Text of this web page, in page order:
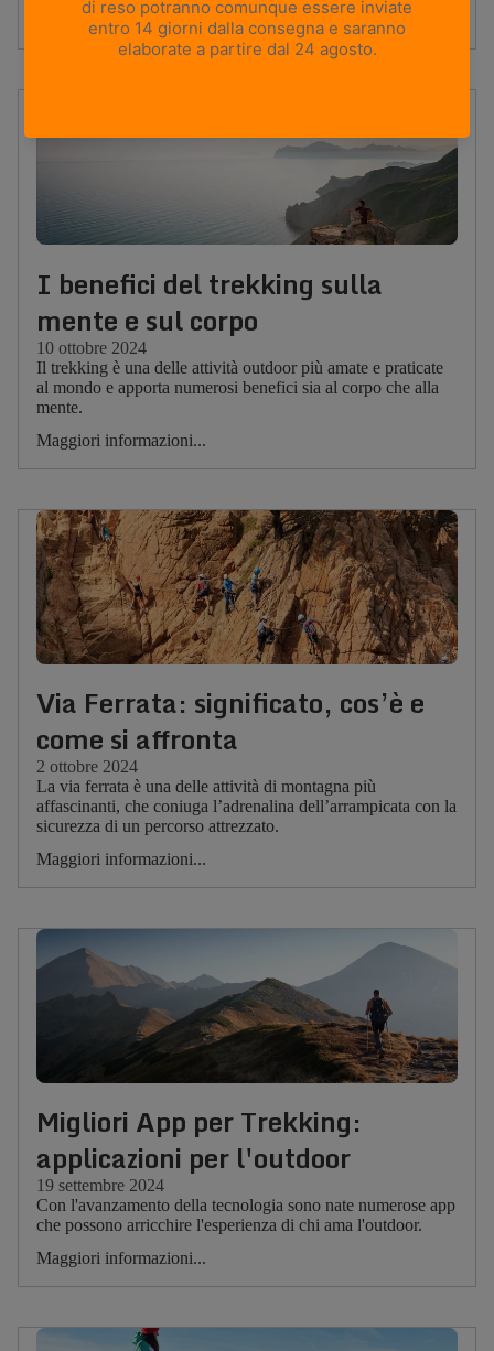
Maggiori informazioni...
I benefici del trekking sulla
mente e sul corpo
10 ottobre 2024
Il trekking è una delle attività outdoor più amate e praticate
al mondo e apporta numerosi benefici sia al corpo che alla
mente.
Maggiori informazioni...
Via Ferrata: significato, cos’è e
come si affronta
2 ottobre 2024
La via ferrata è una delle attività di montagna più
affascinanti, che coniuga l’adrenalina dell’arrampicata con la
sicurezza di un percorso attrezzato.
Maggiori informazioni...
Migliori App per Trekking:
applicazioni per l'outdoor
19 settembre 2024
Con l'avanzamento della tecnologia sono nate numerose app
che possono arricchire l'esperienza di chi ama l'outdoor.
Maggiori informazioni...